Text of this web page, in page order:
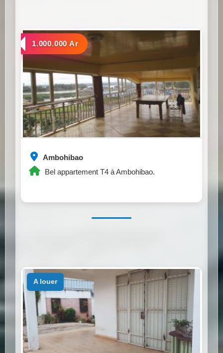
Ambohibao
Bel appartement T4 à Ambohibao.
a louer
1.000.000 Ar
a louer